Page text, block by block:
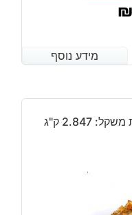
₪
מידע נוסף
מידע נוסף
2.847 ק"ג